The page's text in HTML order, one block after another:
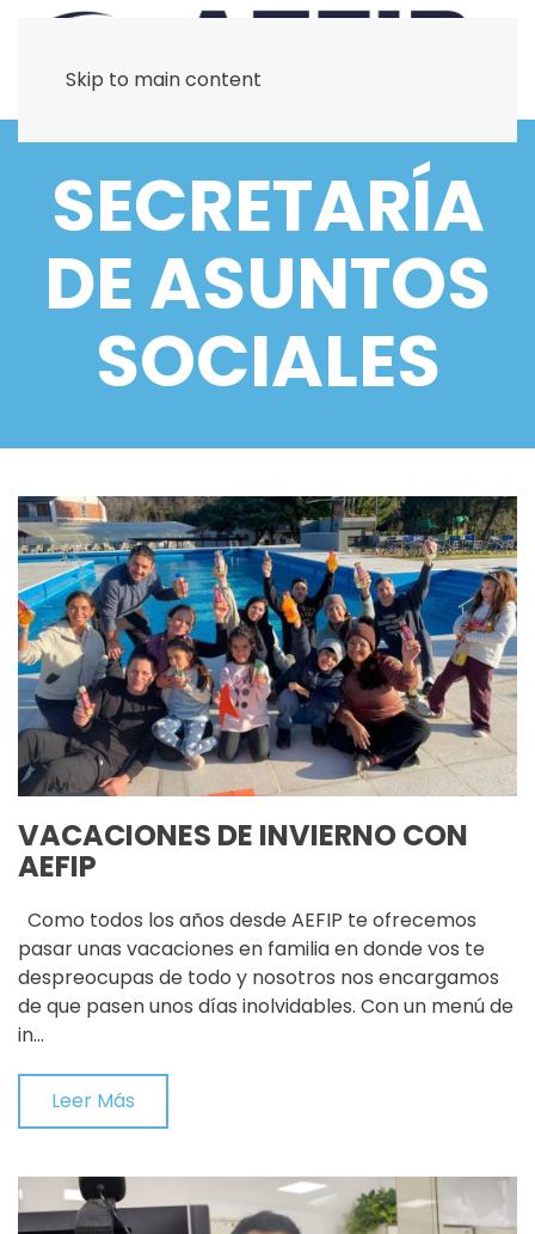
Skip to main content
SECRETARÍA
DE ASUNTOS
SOCIALES
VACACIONES DE INVIERNO CON
AEFIP
Como todos los años desde AEFIP te ofrecemos
pasar unas vacaciones en familia en donde vos te
despreocupas de todo y nosotros nos encargamos
de que pasen unos días inolvidables. Con un menú de
in…
Leer Más